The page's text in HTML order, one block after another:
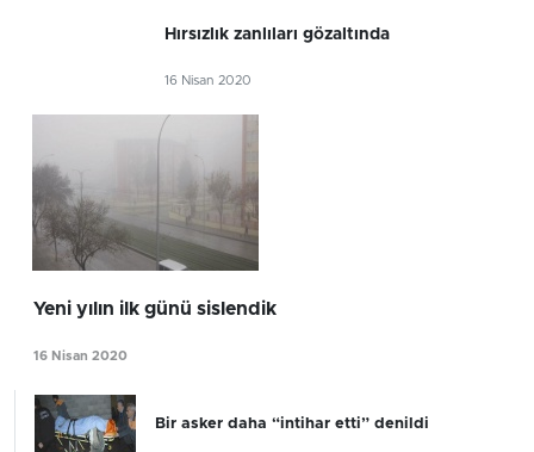
Hırsızlık zanlıları gözaltında
16 Nisan 2020
Yeni yılın ilk günü sislendik
16 Nisan 2020
Bir asker daha “intihar etti” denildi